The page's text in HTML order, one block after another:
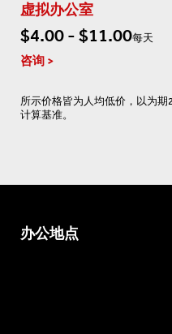
虚拟办公室
$4.00 - $11.00每天
咨询
所示价格皆为人均低价，以为
计算基准。
办公地点